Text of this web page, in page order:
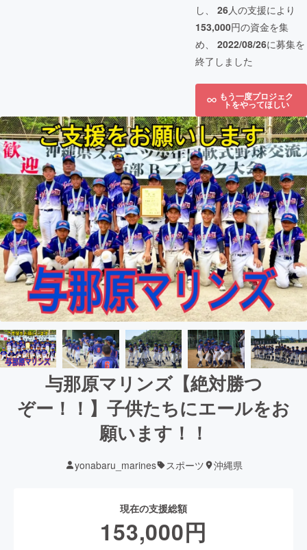
し、 26人の支援により
153,000円の資金を集
め、 2022/08/26に募集を
終了しました
もう一度プロジェク
トをやってほしい
与那原マリンズ【絶対勝つ
ぞー！！】子供たちにエールをお
願います！！
yonabaru_marines スポーツ 沖縄県
現在の支援総額
153,000円